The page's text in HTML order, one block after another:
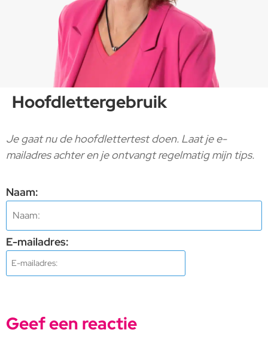
Hoofdlettergebruik
Je gaat nu de hoofdlettertest doen. Laat je e-
mailadres achter en je ontvangt regelmatig mijn tips.
Naam:
E-mailadres:
Geef een reactie